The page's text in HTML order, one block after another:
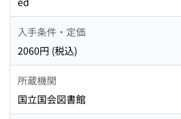
入手条件・定価
2060円 (税込)
所蔵機関
国立国会図書館